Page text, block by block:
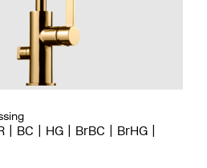
BC HG BrBC
BrHG